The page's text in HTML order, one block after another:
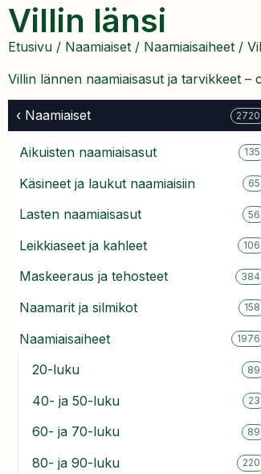
Villin länsi
Etusivu / Naamiaiset / Naamiaisaiheet /
Villin lännen naamiaisasut ja tarvikkeet
‹ Naamiaiset 2720
Aikuisten naamiaisasut 135
Käsineet ja laukut naamiaisiin 65
Lasten naamiaisasut 56
Leikkiaseet ja kahleet 106
Maskeeraus ja tehosteet 384
Naamarit ja silmikot 158
Naamiaisaiheet 1976
20-luku 89
40- ja 50-luku 23
60- ja 70-luku 89
80- ja 90-luku 220